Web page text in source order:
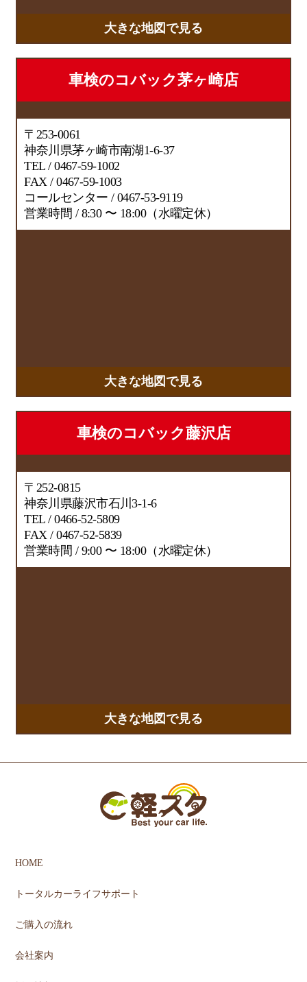
大きな地図で見る
車検のコバック茅ヶ崎店
〒253-0061
神奈川県茅ヶ崎市南湖1-6-37
TEL / 0467-59-1002
FAX / 0467-59-1003
コールセンター / 0467-53-9119
営業時間 / 8:30 〜 18:00（水曜定休）
大きな地図で見る
車検のコバック藤沢店
〒252-0815
神奈川県藤沢市石川3-1-6
TEL / 0466-52-5809
FAX / 0467-52-5839
営業時間 / 9:00 〜 18:00（水曜定休）
大きな地図で見る
HOME
トータルカーライフサポート
ご購入の流れ
会社案内